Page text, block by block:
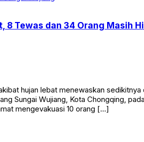
8 Tewas dan 34 Orang Masih
hujan lebat menewaskan
Sungai Wujiang, Kota Chongqing,
mengevakuasi 10 orang […]